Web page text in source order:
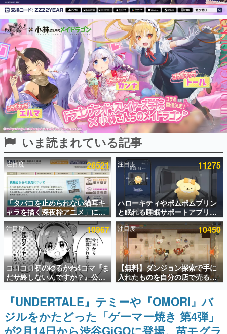
ピックアップ
電ファミのいま読まれている記事ランキング
アプリセール情報
インタビュー
連載・特集一覧
殿堂入り記事
SNS拡散数が数千以上！ ページビュー数万以上！ などな
ど。多くの人々に読まれた、電ファミ渾身の“殿堂入り”記
事をまとめました。
ゲームの企画書
名作ゲームクリエイターの方々に製作時のエピソードをお
聞きし、ヒットする企画（ゲーム）とは何か？を探ってい
きます。
赫本
この物語を解いてはいけない。『赫本』は、〈試験問題〉
の形をした短編ホラー小説集です。
新世代に訊く
これからのデジタルゲーム市場を担う若きクリエイター達
の姿を追い、彼らのルーツと情熱を探っていきます。
ゲーム世代の作家たち
ゲームに多大な影響を受けた作家さんに取材し、ゲームが
日本のコンテンツ産業やカルチャーに与えた影響を探る企
画です。
いま読まれている記事
注目度 26521
「タバコを止められない猫耳キ
ャラを描く深夜枠アニメ」に視
聴者の一部から批判意見。違法
薬物の使用と思わしき描写も含
めて、BPOが議論を交わす
注目度 11275
ハローキティやポムポムプリン
と眠れる睡眠サポートアプリ
『ゆめたび』が配信中。キャラ
ごとのASMRや目覚ましアラー
ムも搭載
注目度 10967
コロコロ初のゆるかわ4コマ『ま
だサ終しないんですか？』公開
スタート。主人公は新入社員の
侘石ダイヤ、ゲーム会社を舞台
にトラブルへ対応する社員たち
を描く
注目度 10450
【無料】ダンジョン探索で手に
入れたものを自分の店で売るゲ
ーム『Moonlighter』がSteam
にて無料配布中！続編
『Moonlighter 2』の9月2日正
式リリースを記念したキャンペ
『UNDERTALE』テミーや『OMORI』バ
ジルをかたどった「ゲーマー焼き 第4弾」
が2月14日から渋谷GiGOに登場。苗モグラ